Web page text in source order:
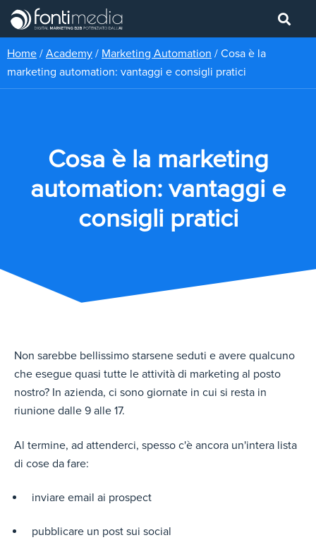
Home / Academy / Marketing Automation / Cosa è la
marketing automation: vantaggi e consigli pratici
Cosa è la marketing
automation: vantaggi e
consigli pratici
Non sarebbe bellissimo starsene seduti e avere qualcuno
che esegue quasi tutte le attività di marketing al posto
nostro? In azienda, ci sono giornate in cui si resta in
riunione dalle 9 alle 17.
Al termine, ad attenderci, spesso c'è ancora un'intera lista
di cose da fare:
inviare email ai prospect
pubblicare un post sui social